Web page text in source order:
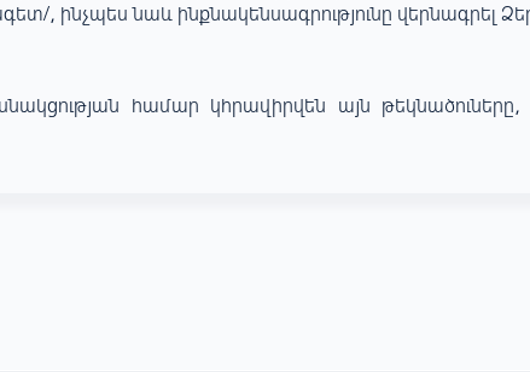
, ինչպես նաև ինքնակենսագրությունը վերնագրել
համար կհրավիրվեն այն